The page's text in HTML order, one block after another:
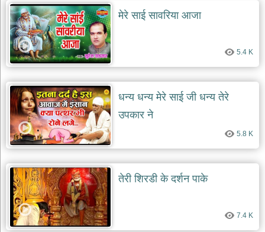
विष्णु
भजन
vishnu
bhajans
बाबा
बालक
नाथ
भजन
baba
balak
nath
bhajans
देश
भक्ति
भजन
patriotic
bhajans
खाटू
श्याम
मेरे साई सावरिया आजा
5.4 K
धन्य धन्य मेरे साई जी धन्य तेरे
उपकार ने
5.8 K
तेरी शिरडी के दर्शन पाके
7.4 K